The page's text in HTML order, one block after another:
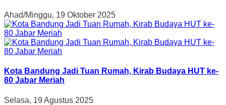
Ahad/Minggu, 19 Oktober 2025
Kota Bandung Jadi Tuan Rumah, Kirab Budaya HUT ke-
80 Jabar Meriah
Selasa, 19 Agustus 2025